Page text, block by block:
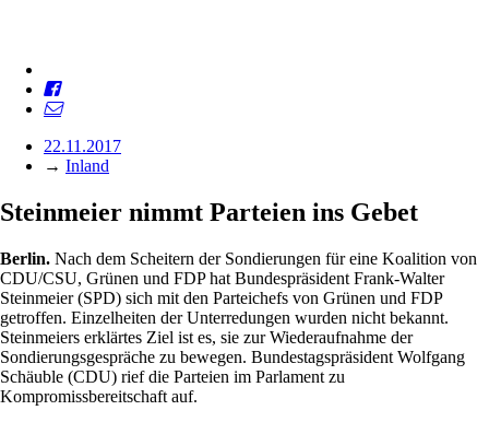
22.11.2017
→ Inland
Steinmeier nimmt Parteien ins Gebet
Berlin. Nach dem Scheitern der Sondierungen für eine Koalition von
CDU/CSU, Grünen und FDP hat Bundespräsident Frank-Walter
Steinmeier (SPD) sich mit den Parteichefs von Grünen und FDP
getroffen. Einzelheiten der Unterredungen wurden nicht bekannt.
Steinmeiers erklärtes Ziel ist es, sie zur Wiederaufnahme der
Sondierungsgespräche zu bewegen. Bundestagspräsident Wolfgang
Schäuble (CDU) rief die Parteien im Parlament zu
Kompromissbereitschaft auf.